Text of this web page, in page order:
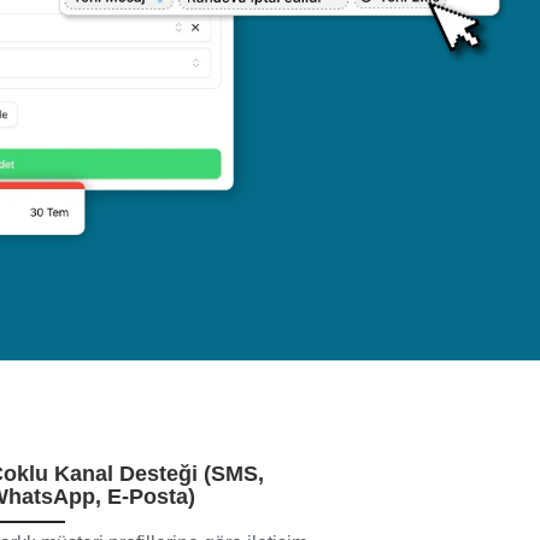
Kanal Desteği (SMS,
E-Posta)